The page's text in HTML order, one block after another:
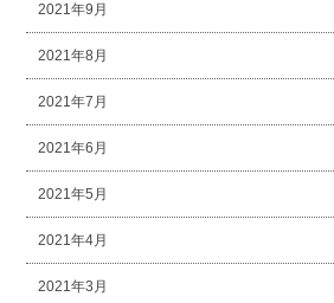
2021年9月
2021年8月
2021年7月
2021年6月
2021年5月
2021年4月
2021年3月